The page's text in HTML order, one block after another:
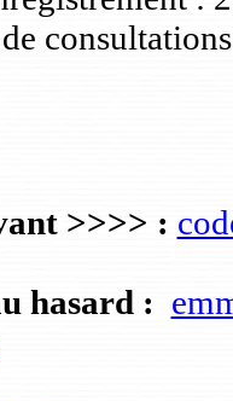
>>>> :
hasard :